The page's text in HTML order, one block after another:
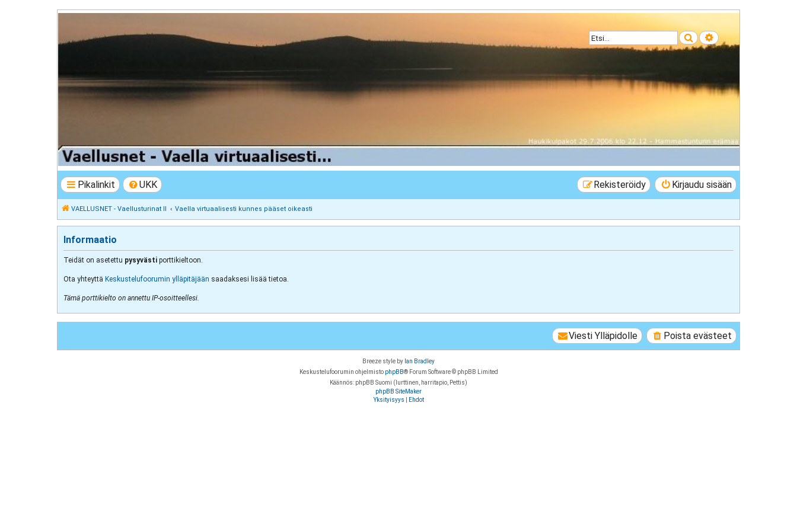
Etsi Tarkennettu haku
VAELLUSNET - Vaellusturinat II
Keskustelua vaeltamisesta ja Lapista
Pikalinkit UKK Kirjaudu sisään
Rekisteröidy
VAELLUSNET - Vaellusturinat II Vaella virtuaalisesti kunnes pääset oikeasti
Informaatio
Teidät on asetettu pysyvästi porttikieltoon.
Ota yhteyttä Keskustelufoorumin ylläpitäjään saadaksesi lisää tietoa.
Tämä porttikielto on annettu IP-osoitteellesi.
Poista evästeet
Viesti Ylläpidolle
Breeze style by Ian Bradley
Keskustelufoorumin ohjelmisto phpBB® Forum Software © phpBB Limited
Käännös: phpBB Suomi (lurttinen, harritapio, Pettis)
phpBB SiteMaker
Yksityisyys
Ehdot